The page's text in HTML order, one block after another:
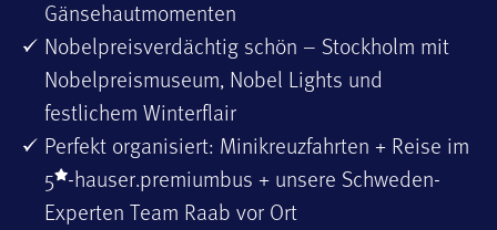
Gänsehautmomenten
Nobelpreisverdächtig schön – Stockholm mit
Nobelpreismuseum, Nobel Lights und
festlichem Winterflair
Perfekt organisiert: Minikreuzfahrten + Reise im
5 -hauser.premiumbus + unsere Schweden-
Experten Team Raab vor Ort